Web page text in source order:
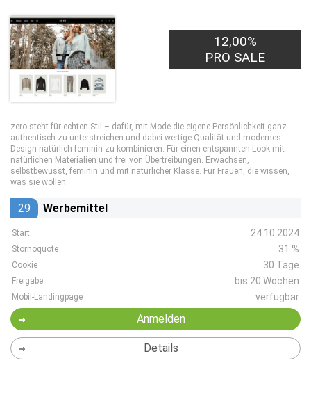
12,00%
PRO SALE
zero steht für echten Stil – dafür, mit Mode die eigene Persönlichkeit ganz
authentisch zu unterstreichen und dabei wertige Qualität und modernes
Design natürlich feminin zu kombinieren. Für einen entspannten Look mit
natürlichen Materialien und frei von Übertreibungen. Erwachsen,
selbstbewusst, feminin und mit natürlicher Klasse. Für Frauen, die wissen,
was sie wollen.
29 Werbemittel
Start 24.10.2024
Stornoquote 31 %
Cookie 30 Tage
Freigabe bis 20 Wochen
Mobil-Landingpage verfügbar
Anmelden
Details